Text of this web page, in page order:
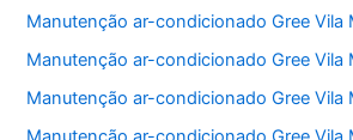
Manutenção ar-condicionado Gree Vila
Manutenção ar-condicionado Gree Vila
Manutenção ar-condicionado Gree Vila